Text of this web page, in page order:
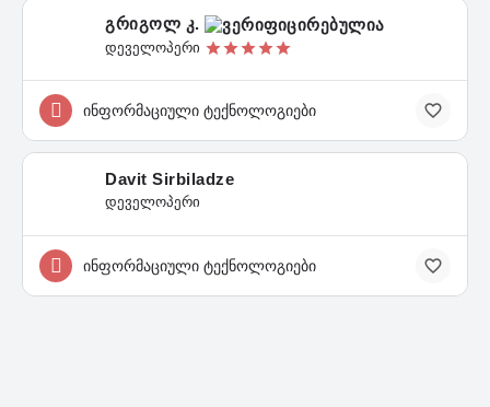
გრიგოლ კ.
დეველოპერი
ინფორმაციული ტექნოლოგიები
Davit Sirbiladze
დეველოპერი
ინფორმაციული ტექნოლოგიები